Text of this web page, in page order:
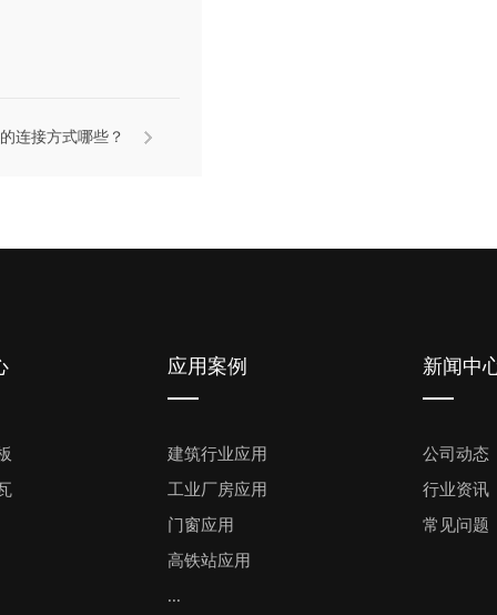
连接方式哪些？
应用案例
建筑行业应用
工业厂房应用
门窗应用
高铁站应用
...
新闻中
公司动态
行业资讯
常见问题